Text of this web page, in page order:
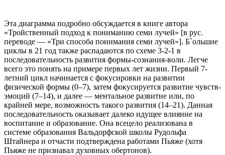
Эта диаграмма подробно обсуждается в книге автора
«Тройственный подход к пониманию семи лучей» [в рус.
переводе — «Три способа понимания семи лучей»]. Б`ольшие
циклы в 21 год также распадаются по схеме 3-2-1 в
последовательность развития формы-сознания-воли. Легче
всего это понять на примере первых лет жизни. Первый 7-
летний цикл начинается с фокусировки на развитии
физической формы (0–7), затем фокусируется развитие чувств-
эмоций (7–14), и далее — ментальное развитие или, по
крайней мере, возможность такого развития (14–21). Данная
последовательность оказывает далеко идущее влияние на
воспитание и образование. Она всецело реализована в
системе образования Вальдорфской школы Рудольфа
Штайнера и отчасти подтверждена работами Пьяже (хотя
Пьяже не признавал духовных обертонов).